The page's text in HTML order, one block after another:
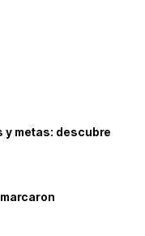
y metas: descubre